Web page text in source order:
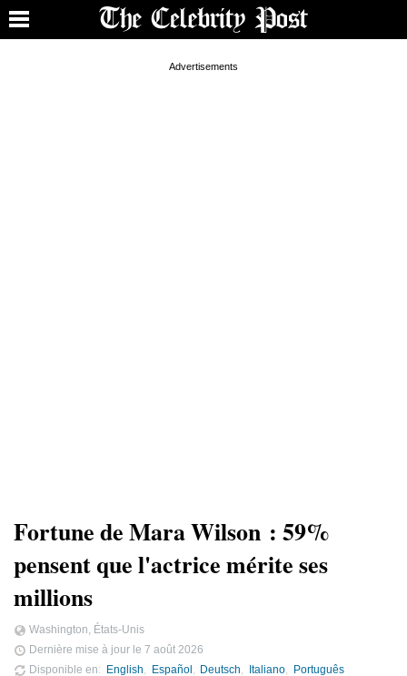
Fortune de Mara Wilson : 59%
pensent que l'actrice mérite ses
millions
Washington, États-Unis
Dernière mise à jour le 7 août 2026
Disponible en
English Español Deutsch Italiano Português